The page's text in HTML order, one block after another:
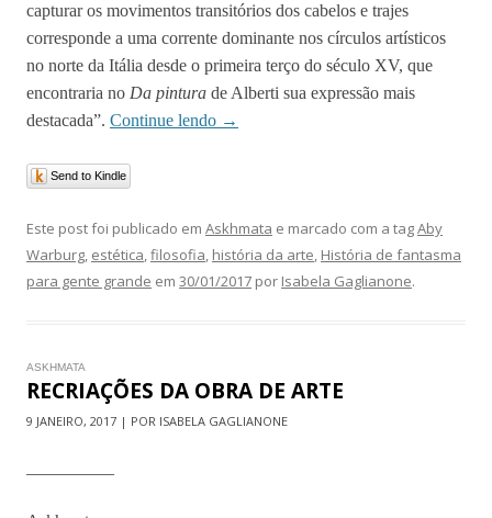
capturar os movimentos transitórios dos cabelos e trajes
corresponde a uma corrente dominante nos círculos artísticos
no norte da Itália desde o primeira terço do século XV, que
encontraria no Da pintura de Alberti sua expressão mais
destacada”. Continue lendo →
Send to Kindle
Este post foi publicado em Askhmata e marcado com a tagAby
Warburg, estética,filosofia, história da arte, História de fantasma
para gente grande em 30/01/2017 por Isabela Gaglianone.
ASKHMATA
RECRIAÇÕES DA OBRA DE ARTE
9 JANEIRO, 2017 | POR ISABELA GAGLIANONE